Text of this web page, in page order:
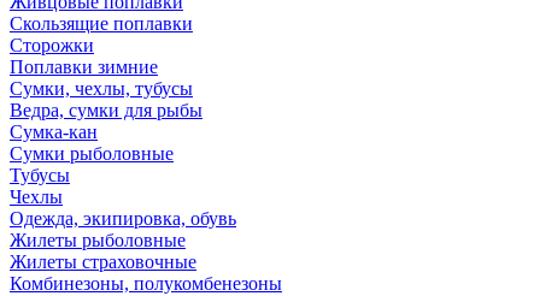
Скользящие поплавки
Сторожки
Поплавки зимние
Сумки, чехлы, тубусы
Ведра, сумки для рыбы
Сумка-кан
Сумки рыболовные
Тубусы
Чехлы
Одежда, экипировка, обувь
Жилеты рыболовные
Жилеты страховочные
Комбинезоны, полукомбенезоны